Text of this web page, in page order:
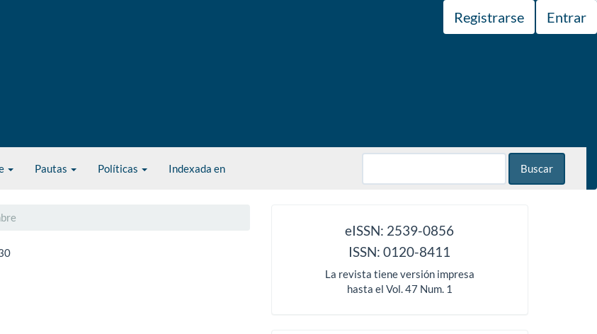
Registrarse Entrar
Pautas Políticas Indexada en Buscar
eISSN: 2539-0856
ISSN: 0120-8411
La revista tiene versión impresa
hasta el Vol. 47 Num. 1